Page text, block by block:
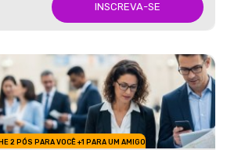
INSCREVA-SE
2 PÓS PARA VOCÊ +1 PARA UM AMIGO